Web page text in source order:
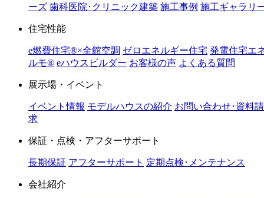
ーズ 歯科医院･クリニック建築 施工事例 施工ギャラリ
住宅性能
e燃費住宅®︎×全館空調 ゼロエネルギー住宅 発電住宅エ
ルモ®︎ eハウスビルダー お客様の声 よくある質問
展示場・イベント
イベント情報 モデルハウスの紹介 お問い合わせ･資料請
求
保証・点検・アフターサポート
長期保証 アフターサポート 定期点検･メンテナンス
会社紹介